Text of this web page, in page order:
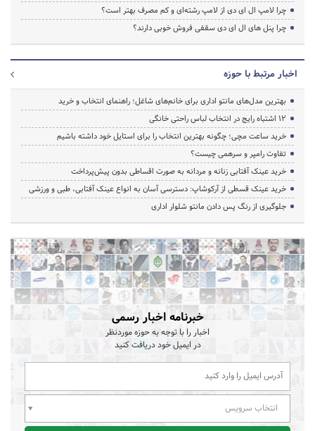
چرا لامپ ال ای دی از لامپ رشته‌ای و کم مصرف بهتر است؟
چرا پنل های ال ای دی سقفی فروش خوبی دارند؟
اخبار مرتبط با حوزه
بهترین مدل‌های مانتو اداری برای خانم‌های شاغل؛ راهنمای انتخاب و خرید
۱۲ اشتباه رایج در انتخاب لباس راحتی خانگی
خرید ساعت مچی؛ چگونه بهترین انتخاب را برای استایل خود داشته باشیم
تفاوت رامپر و سرهمی چیست؟
خرید عینک آفتابی زنانه و مردانه به صورت اقساطی بدون پیش‌پرداخت
خرید عینک قسطی از آرکوشاپ: دسترسی آسان به انواع عینک آفتابی، طبی و ورزشی
جلوگیری از رنگ پس دادن مانتو شلوار اداری
خبرنامه اخبار رسمی
اخبار را با توجه به حوزه موردنظر
در ایمیل خود دریافت کنید
انتخاب سرویس